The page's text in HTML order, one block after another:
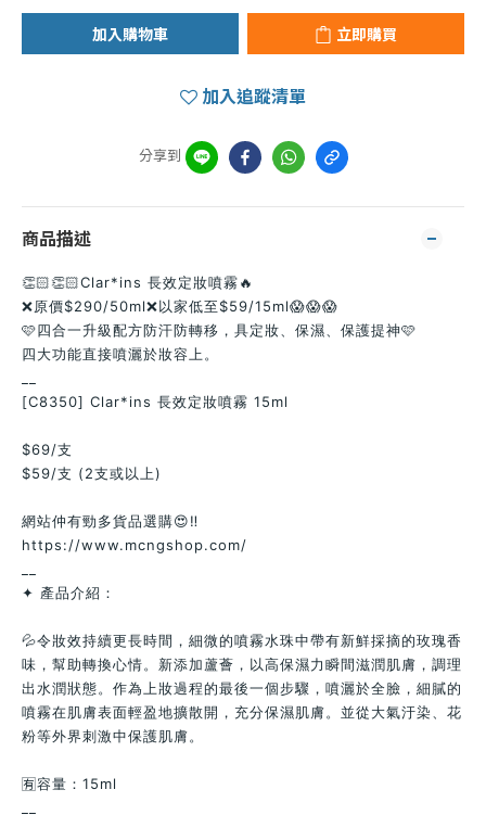
加入購物車 立即購買
加入追蹤清單
分享到
商品描述
👏🏻👏🏻Clar*ins 長效定妝噴霧🔥
❌原價$290/50ml❌以家低至$59/15ml😱😱😱
🩷四合一升級配方防汗防轉移，具定妝、保濕、保護提神🩷
四大功能直接噴灑於妝容上。
[C8350] Clar*ins 長效定妝噴霧 15ml
$69/支
$59/支 (2支或以上)
網站仲有勁多貨品選購😍‼
https://www.mcngshop.com/
✦ 產品介紹：
💦令妝效持續更長時間，細微的噴霧水珠中帶有新鮮採摘的玫瑰香
味，幫助轉換心情。新添加蘆薈，以高保濕力瞬間滋潤肌膚，調理
出水潤狀態。作為上妝過程的最後一個步驟，噴灑於全臉，細膩的
噴霧在肌膚表面輕盈地擴散開，充分保濕肌膚。並從大氣汙染、花
粉等外界刺激中保護肌膚。
🈶容量：15ml